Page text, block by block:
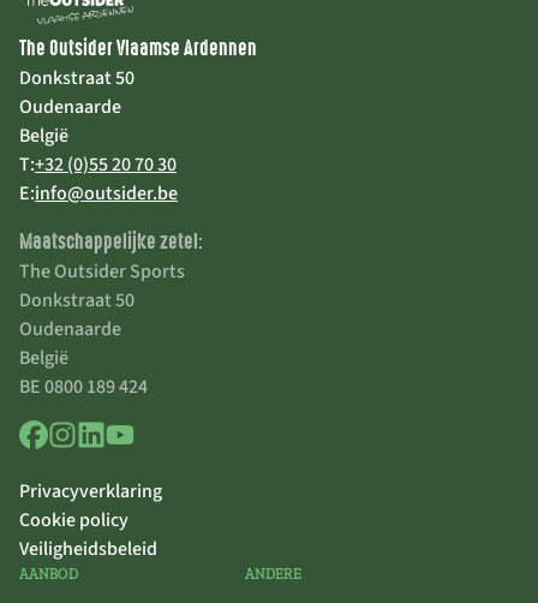
The Outsider Vlaamse Ardennen
Donkstraat 50
Oudenaarde
België
T:+32 (0)55 20 70 30
E:info@outsider.be
Maatschappelijke zetel:
The Outsider Sports
Donkstraat 50
Oudenaarde
België
BE 0800 189 424
Privacyverklaring
Cookie policy
Veiligheidsbeleid
AANBOD ANDERE